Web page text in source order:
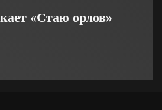
«Стаю орлов»